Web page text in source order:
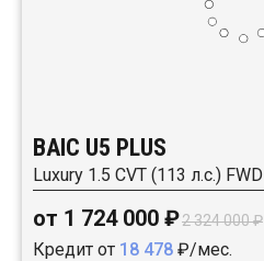
BAIC U5 PLUS
Luxury 1.5 CVT (113 л.с.) FWD
от 1 724 000 ₽2 324 000 ₽
Кредит от 18 478 ₽/мес.